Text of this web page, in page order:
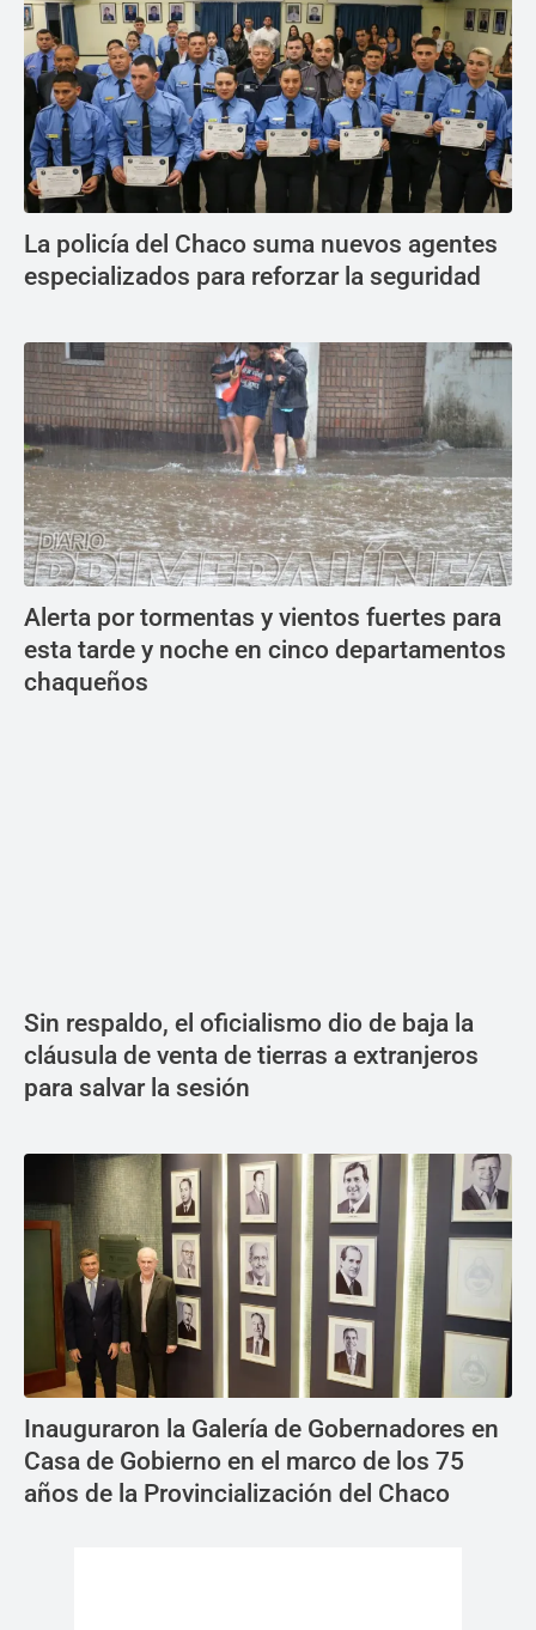
La policía del Chaco suma nuevos agentes
especializados para reforzar la seguridad
Alerta por tormentas y vientos fuertes para
esta tarde y noche en cinco departamentos
chaqueños
Sin respaldo, el oficialismo dio de baja la
cláusula de venta de tierras a extranjeros
para salvar la sesión
Inauguraron la Galería de Gobernadores en
Casa de Gobierno en el marco de los 75
años de la Provincialización del Chaco